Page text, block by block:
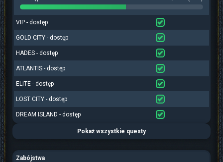
VIP - dostęp
GOLD CITY - dostęp
HADES - dostęp
ATLANTIS - dostęp
ELITE - dostęp
LOST CITY - dostęp
DREAM ISLAND - dostęp
Pokaż wszystkie questy
Zabójstwa